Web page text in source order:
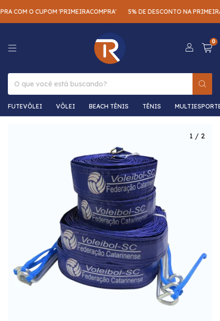
COM O CUPOM 'PRIMEIRACOMPRA' 5% DE DESCONTO NA PRIMEIRA
0
FUTEVÔLEI VÔLEI BEACH TÊNIS TÊNIS
1 / 2